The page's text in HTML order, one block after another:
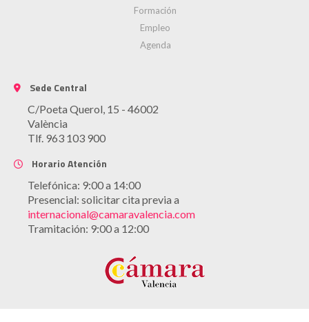
Formación
Empleo
Agenda
Sede Central
C/Poeta Querol, 15 - 46002
València
Tlf. 963 103 900
Horario Atención
Telefónica: 9:00 a 14:00
Presencial: solicitar cita previa a
internacional@camaravalencia.com
Tramitación: 9:00 a 12:00